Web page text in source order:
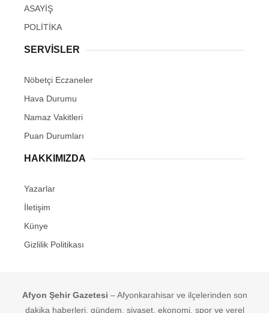
ASAYİŞ
POLİTİKA
SERVİSLER
Nöbetçi Eczaneler
Hava Durumu
Namaz Vakitleri
Puan Durumları
HAKKIMIZDA
Yazarlar
İletişim
Künye
Gizlilik Politikası
Afyon Şehir Gazetesi – Afyonkarahisar ve ilçelerinden son
dakika haberleri, gündem, siyaset, ekonomi, spor ve yerel